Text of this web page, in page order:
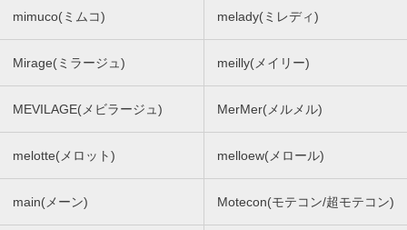
mimuco(ミムコ) melady(ミレディ)
Mirage(ミラージュ) meilly(メイリー)
MEVILAGE(メビラージュ) MerMer(メルメル)
melotte(メロット) melloew(メロール)
main(メーン) Motecon(モテコン/超モテコン)